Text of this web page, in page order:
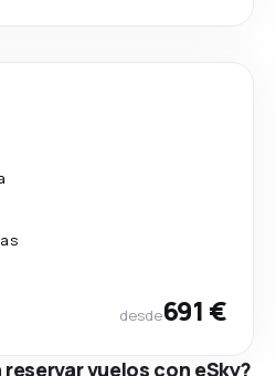
desde691 €
reservar vuelos con eSky?